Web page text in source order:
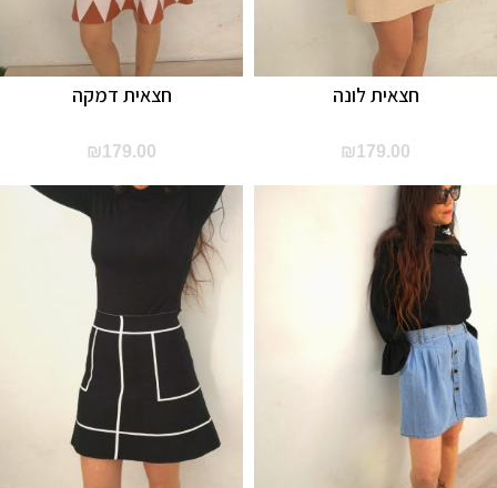
חצאית דמקה
₪179.00
חצאית לונה
₪179.00